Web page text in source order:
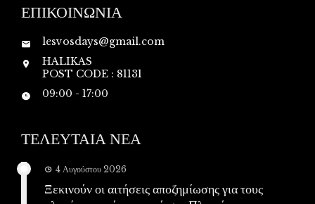
ΕΠΙΚΟΙΝΩΝΙΑ
lesvosdays@gmail.com
HALIKAS
POST CODE : 81131
09:00 - 17:00
ΤΕΛΕΥΤΑΙΑ ΝΕΑ
4 Αυγούστου 2026
Ξεκινούν οι αιτήσεις αποζημίωσης για τους